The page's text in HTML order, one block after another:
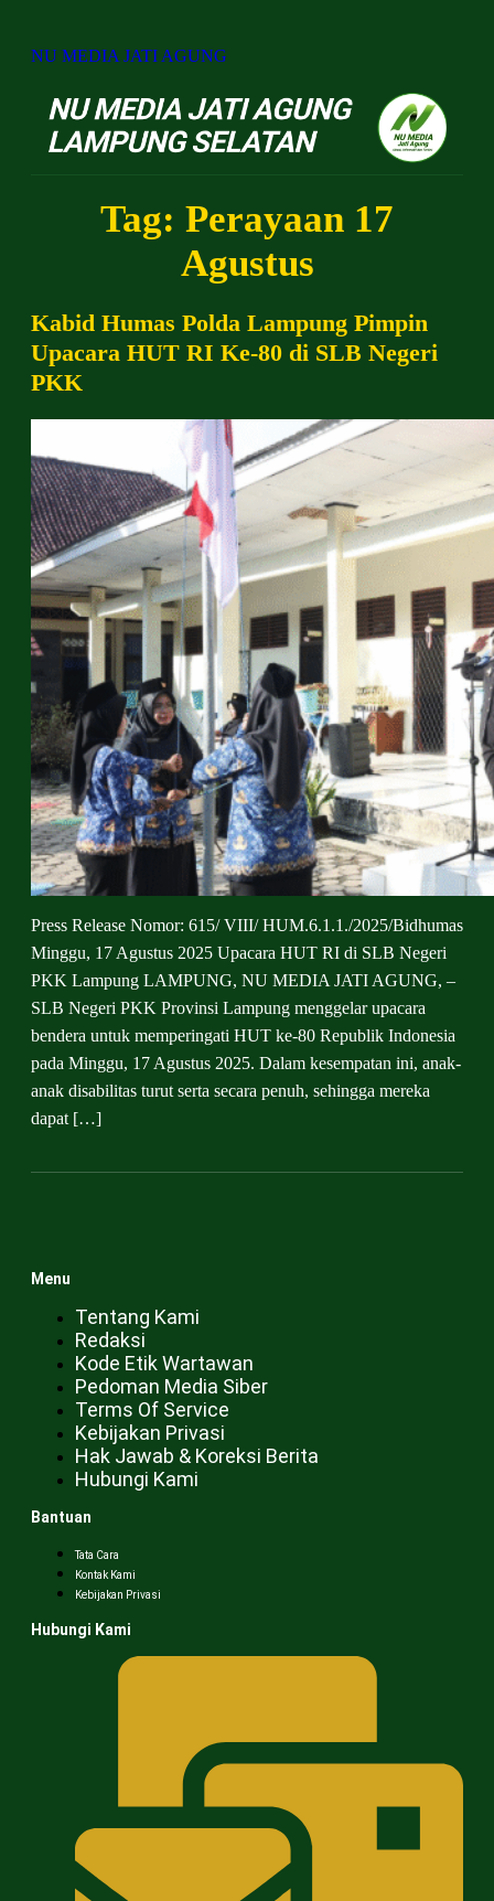
NU MEDIA JATI AGUNG
NU Jatiagung
Tag: Perayaan 17
Agustus
Kabid Humas Polda Lampung Pimpin
Upacara HUT RI Ke-80 di SLB Negeri
PKK
Press Release Nomor: 615/ VIII/ HUM.6.1.1./2025/Bidhumas
Minggu, 17 Agustus 2025 Upacara HUT RI di SLB Negeri
PKK Lampung LAMPUNG, NU MEDIA JATI AGUNG, –
SLB Negeri PKK Provinsi Lampung menggelar upacara
bendera untuk memperingati HUT ke-80 Republik Indonesia
pada Minggu, 17 Agustus 2025. Dalam kesempatan ini, anak-
anak disabilitas turut serta secara penuh, sehingga mereka
dapat […]
Menu
Tentang Kami
Redaksi
Kode Etik Wartawan
Pedoman Media Siber
Terms Of Service
Kebijakan Privasi
Hak Jawab & Koreksi Berita
Hubungi Kami
Bantuan
Tata Cara
Kontak Kami
Kebijakan Privasi
Hubungi Kami